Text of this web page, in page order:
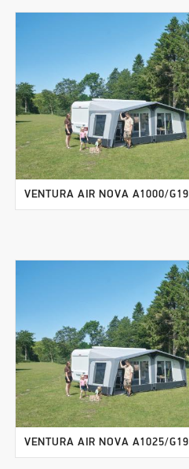
VENTURA AIR NOVA A1000/G19
VENTURA AIR NOVA A1025/G19